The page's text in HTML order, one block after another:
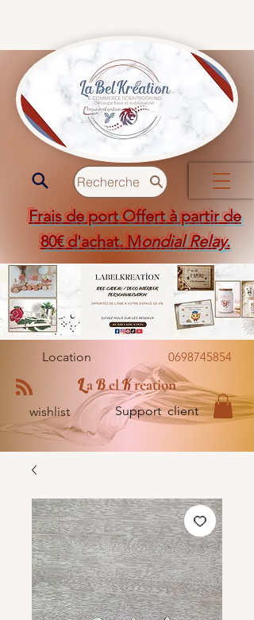
Recherche
Frais de port Offert à partir de
80€ d'achat. Mondial Relay.
Location 0698745854
LaBelKreation
wishlist Support client